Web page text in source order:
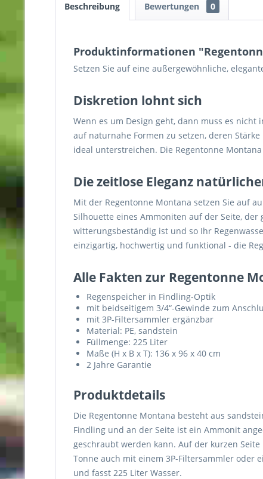
Beschreibung Bewertungen 0
Produktinformationen
Setzen Sie auf eine außergewöhnliche,
Diskretion lohnt sich
Wenn es um Design geht, dann muss es
auf naturnahe Formen zu setzen, deren
ideal unterstreichen. Die Regentonne
Die zeitlose Eleganz
Mit der Regentonne Montana setzen Sie auf
Silhouette eines Ammoniten auf der Seite,
witterungsbeständig ist und so Ihr
einzigartig, hochwertig und funktional - die
Alle Fakten zur Regentonne
Regenspeicher in Findling-Optik
mit beidseitigem 3/4“-Gewinde zum
mit 3P-Filtersammler ergänzbar
Material: PE, sandstein
Füllmenge: 225 Liter
Maße (H x B x T): 136 x 96 x 40 cm
2 Jahre Garantie
Produktdetails
Die Regentonne Montana besteht aus
Findling und an der Seite ist ein Ammonit
geschraubt werden kann. Auf der kurzen
Tonne auch mit einem 3P-Filtersammler oder
und fasst 225 Liter Wasser.